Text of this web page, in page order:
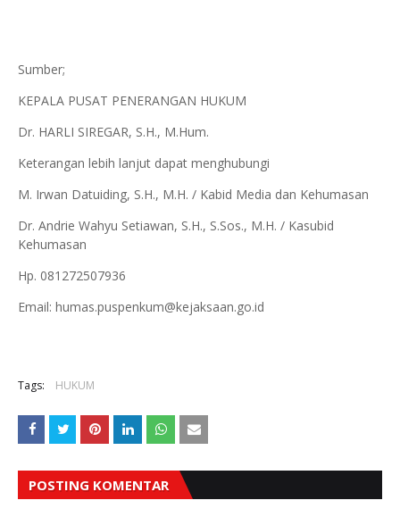
Sumber;
KEPALA PUSAT PENERANGAN HUKUM
Dr. HARLI SIREGAR, S.H., M.Hum.
Keterangan lebih lanjut dapat menghubungi
M. Irwan Datuiding, S.H., M.H. / Kabid Media dan Kehumasan
Dr. Andrie Wahyu Setiawan, S.H., S.Sos., M.H. / Kasubid
Kehumasan
Hp. 081272507936
Email: humas.puspenkum@kejaksaan.go.id
Tags: HUKUM
POSTING KOMENTAR